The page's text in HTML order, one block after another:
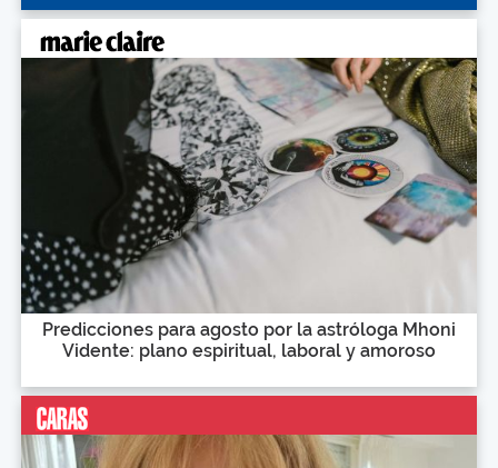
Predicciones para agosto por la astróloga Mhoni
Vidente: plano espiritual, laboral y amoroso